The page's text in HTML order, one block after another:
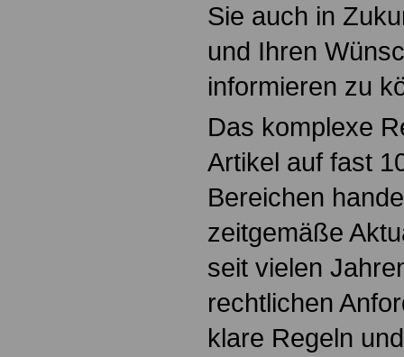
Sie auch in
und Ihren
informieren zu
Das komplexe
Artikel auf fast
Bereichen
zeit­gemäße
seit vielen
rechtlichen
klare Regeln